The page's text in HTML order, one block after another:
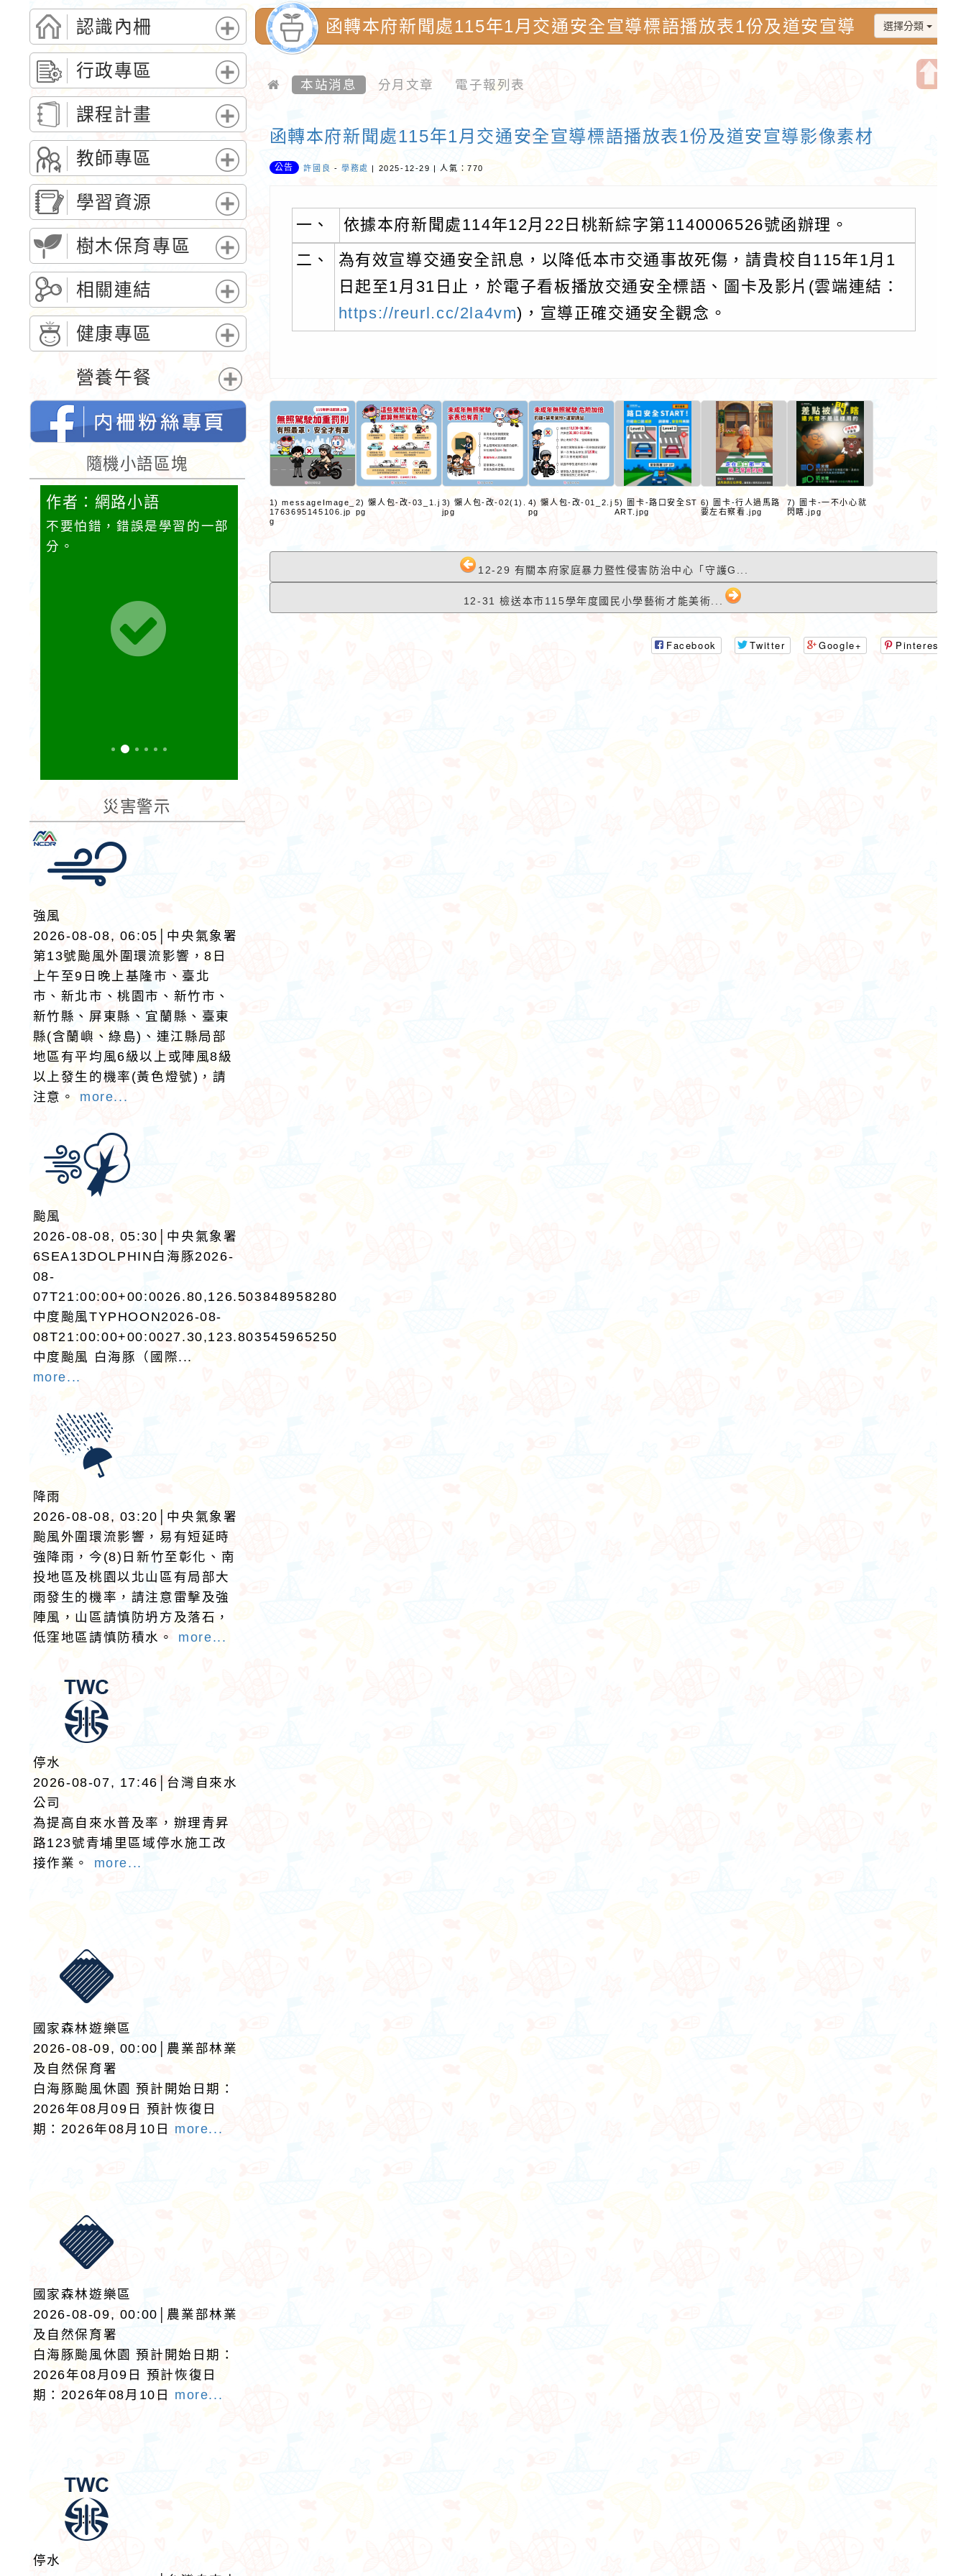
認識內柵
展
開
選
單
行政專區
展
開
選
單
課程計畫
展
開
選
單
教師專區
展
開
選
單
學習資源
展
開
選
單
樹木保育專區
展
開
選
單
相關連結
展
開
選
單
健康專區
展
開
選
單
營養午餐
展
開
選
隨機小語區塊
作者：網路小語
不要怕錯，錯誤是學習的一部
分。
作者：網路小語
努力不一定馬上看到成果，但
作者：網路小語
的時候，我發現有人卻沒有
腳。
作者：網路小語
圈，其實，圓上的每一個點都
有一條騰飛的切線。
作者：網路小語
災害警示
強風
2026-08-08, 06:05│中央氣象署
第13號颱風外圍環流影響，8日
上午至9日晚上基隆市、臺北
市、新北市、桃園市、新竹市、
新竹縣、屏東縣、宜蘭縣、臺東
縣(含蘭嶼、綠島)、連江縣局部
地區有平均風6級以上或陣風8級
以上發生的機率(黃色燈號)，請
注意。 more...
颱風
2026-08-08, 05:30│中央氣象署
6SEA13DOLPHIN白海豚2026-
08-
07T21:00:00+00:0026.80,126.503848958280
中度颱風TYPHOON2026-08-
08T21:00:00+00:0027.30,123.803545965250
中度颱風 白海豚（國際...
more...
降雨
2026-08-08, 03:20│中央氣象署
颱風外圍環流影響，易有短延時
強降雨，今(8)日新竹至彰化、南
投地區及桃園以北山區有局部大
雨發生的機率，請注意雷擊及強
陣風，山區請慎防坍方及落石，
低窪地區請慎防積水。 more...
停水
2026-08-07, 17:46│台灣自來水
公司
為提高自來水普及率，辦理青昇
路123號青埔里區域停水施工改
接作業。 more...
國家森林遊樂區
2026-08-09, 00:00│農業部林業
及自然保育署
白海豚颱風休園 預計開始日期：
2026年08月09日 預計恢復日
期：2026年08月10日 more...
國家森林遊樂區
2026-08-09, 00:00│農業部林業
及自然保育署
白海豚颱風休園 預計開始日期：
2026年08月09日 預計恢復日
期：2026年08月10日 more...
停水
選擇分類
函轉本府新聞處115年1月交通安全宣導標語播放表1份及道安宣導
本站消息 分月文章 電子報列表
函轉本府新聞處115年1月交通安全宣導標語播放表1份及道安宣導影像素材
公告 許國良 - 學務處 | 2025-12-29 | 人氣：770
一、
依據本府新聞處114年12月22日桃新綜字第1140006526號函辦理。
二、
為有效宣導交通安全訊息，以降低本市交通事故死傷，請貴校自115年1月1
日起至1月31日止，於電子看板播放交通安全標語、圖卡及影片(雲端連結：
https://reurl.cc/2la4vm)，宣導正確交通安全觀念。
1) messageImage_
1763695145106.jp
g
2) 懶人包-改-03_1.j
pg
3) 懶人包-改-02(1).
jpg
4) 懶人包-改-01_2.j
pg
5) 圖卡-路口安全ST
ART.jpg
6) 圖卡-行人過馬路
要左右察看.jpg
7) 圖卡-一不小心就
閃瞎.jpg
12-29 有關本府家庭暴力暨性侵害防治中心「守護G...
12-31 檢送本市115學年度國民小學藝術才能美術...
Facebook Twitter Google+ Pinterest